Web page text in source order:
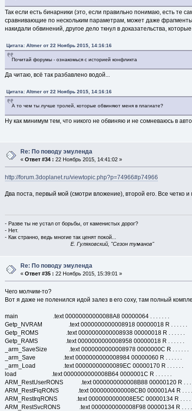
Так если есть бинарники (это, если правильно понимаю, есть те
сравнивающие по нескольким параметрам, может даже фрагменты
накидали обвинений, другое дело ткнул в доказательства,
Цитата: Altmer от 22 Ноябрь 2015, 14:16:16
Почитай форумы - ознакомься с историей конфликта
Да читаю, всё так разбавлено водой...
Цитата: Altmer от 22 Ноябрь 2015, 14:16:16
А то чем ты лучше тролей, которые обвиняют меня в плагиате?
Ну как минимум тем, что никого не обвиняю и не сомневаюсь в
Re: По поводу эмуленда
«Ответ #34 : 22 Ноябрь 2015, 14:41:02 »
http://forum.3doplanet.ru/viewtopic.php?p=74966#p74966
Два поста, первый мой (смотри вложение), второй его. Все четко и
- Разве ты не устал от борьбы, от каменистых дорог?
- Нет.
- Как странно, ведь многие так ценят покой...
E. Гуляковский, "Сезон туманов"
Re: По поводу эмуленда
«Ответ #35 : 22 Ноябрь 2015, 15:39:01 »
Чего молчим-то?
Вот я даже не поленился идой залез в его соху, там полный
main .text 00000000000088A8 00000064 . . . . . . .
Getp_NVRAM .text 0000000000008918 00000018 R . . . . . .
Getp_ROMS .text 0000000000008938 00000018 R . . . . . .
Getp_RAMS .text 0000000000008958 00000018 R . . . . . .
_arm_SaveSize .text 0000000000008978 0000000C R . . . . . .
_arm_Save .text 0000000000008984 00000060 R . . . . . .
_arm_Load .text 00000000000089EC 00000170 R . . . . . .
load .text 0000000000008B64 0000001C R . . . . . .
ARM_RestUserRONS .text 0000000000008B88 00000120 R . . . .
ARM_RestFiqRONS .text 0000000000008CB0 000001A4 R . . . .
ARM_RestIrqRONS .text 0000000000008E5C 00000134 R . . . . .
ARM_RestSvcRONS .text 0000000000008F98 00000134 R . . . . .